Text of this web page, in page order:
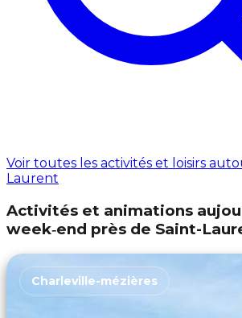
Voir toutes les activités et loisirs
Laurent
Activités et animations
week‑end près de Saint-
Charleville-mézières